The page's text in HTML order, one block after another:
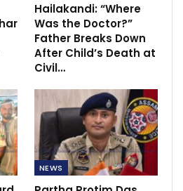
Hailakandi: “Where
Was the Doctor?”
Father Breaks Down
After Child’s Death at
Civil…
NEWS